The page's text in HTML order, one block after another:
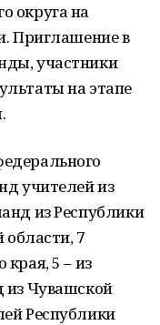
округа на
Приглашение в
участники
на этапе
учителей из
из Республики
области, 7
5 – из
из Чувашской
Республики